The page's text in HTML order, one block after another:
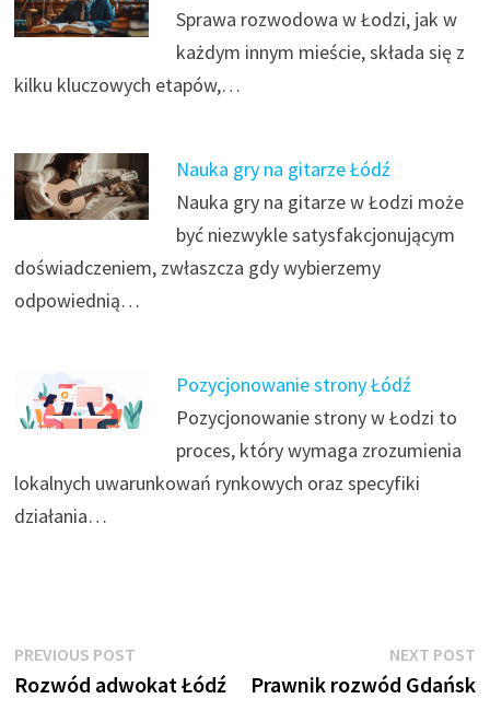
Sprawa rozwodowa w Łodzi, jak w
każdym innym mieście, składa się z
kilku kluczowych etapów,…
Nauka gry na gitarze Łódź
Nauka gry na gitarze w Łodzi może
być niezwykle satysfakcjonującym
doświadczeniem, zwłaszcza gdy wybierzemy
odpowiednią…
Pozycjonowanie strony Łódź
Pozycjonowanie strony w Łodzi to
proces, który wymaga zrozumienia
lokalnych uwarunkowań rynkowych oraz specyfiki
działania…
Nawigacja
wpisu
PREVIOUS POSTPrevious
post:
Rozwód adwokat Łódź
NEXT POST
Prawnik rozwód Gdańsk